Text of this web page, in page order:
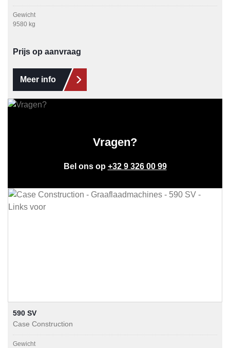
Vragen?
Bel ons op +32 9 326 00 99
Gewicht
9580 kg
Prijs op aanvraag
Meer info
590 SV
Case Construction
Gewicht